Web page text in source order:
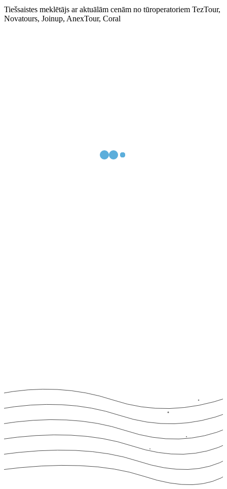
Tiešsaistes meklētājs ar aktuālām cenām no tūroperatoriem TezTour,
Novatours, Joinup, AnexTour, Coral